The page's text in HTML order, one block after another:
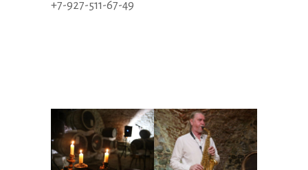
+7-927-511-67-49